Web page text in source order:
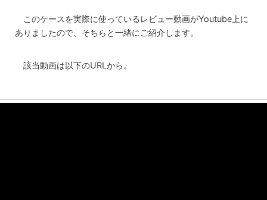
このケースを実際に使っているレビュー動画がYoutube上に
ありましたので、そちらと一緒にご紹介します。
該当動画は以下のURLから。